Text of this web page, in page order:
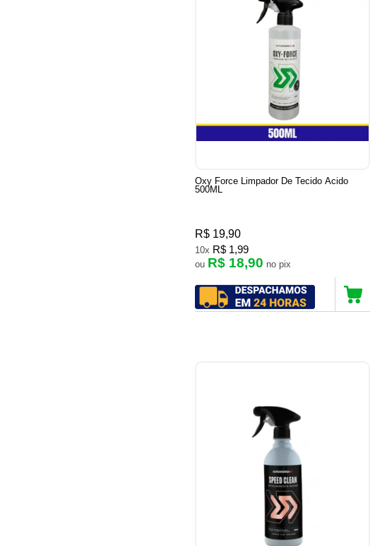
Oxy Force Limpador De Tecido Acido
500ML
R$ 19,90
10x R$ 1,99
ou R$ 18,90 no pix